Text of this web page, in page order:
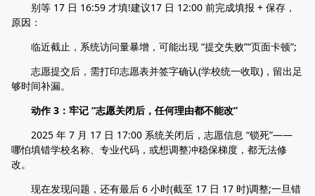
别等 17 日 16:59 才填!建议17 日 12:00 前完成填报 + 保存，
原因：
临近截止，系统访问量暴增，可能出现 “提交失败”“页面卡顿”;
志愿提交后，需打印志愿表并签字确认(学校统一收取)，留出足
够时间补漏。
动作 3：牢记 “志愿关闭后，任何理由都不能改”
2025 年 7 月 17 日 17:00 系统关闭后，志愿信息 “锁死”——
哪怕填错学校名称、专业代码，或想调整冲稳保梯度，都无法修
改。
现在发现问题，还有最后 6 小时(截至 17 日 17 时)调整;一旦错